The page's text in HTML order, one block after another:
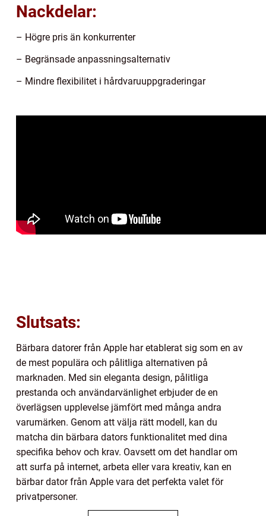
Nackdelar:
– Högre pris än konkurrenter
– Begränsade anpassningsalternativ
– Mindre flexibilitet i hårdvaruuppgraderingar
Slutsats:
Bärbara datorer från Apple har etablerat sig som en av
de mest populära och pålitliga alternativen på
marknaden. Med sin eleganta design, pålitliga
prestanda och användarvänlighet erbjuder de en
överlägsen upplevelse jämfört med många andra
varumärken. Genom att välja rätt modell, kan du
matcha din bärbara dators funktionalitet med dina
specifika behov och krav. Oavsett om det handlar om
att surfa på internet, arbeta eller vara kreativ, kan en
bärbar dator från Apple vara det perfekta valet för
privatpersoner.